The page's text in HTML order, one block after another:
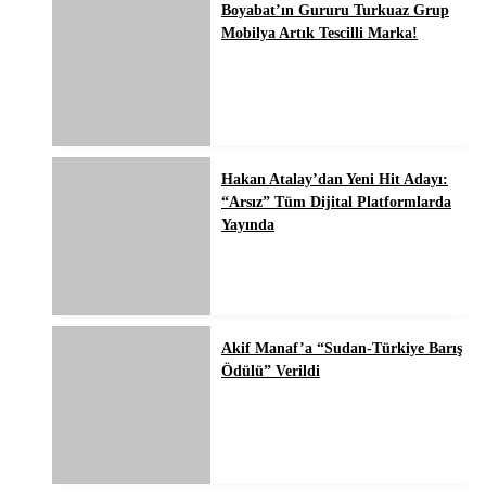
Boyabat’ın Gururu Turkuaz Grup
Mobilya Artık Tescilli Marka!
Hakan Atalay’dan Yeni Hit Adayı:
“Arsız” Tüm Dijital Platformlarda
Yayında
Akif Manaf’a “Sudan-Türkiye Barış
Ödülü” Verildi